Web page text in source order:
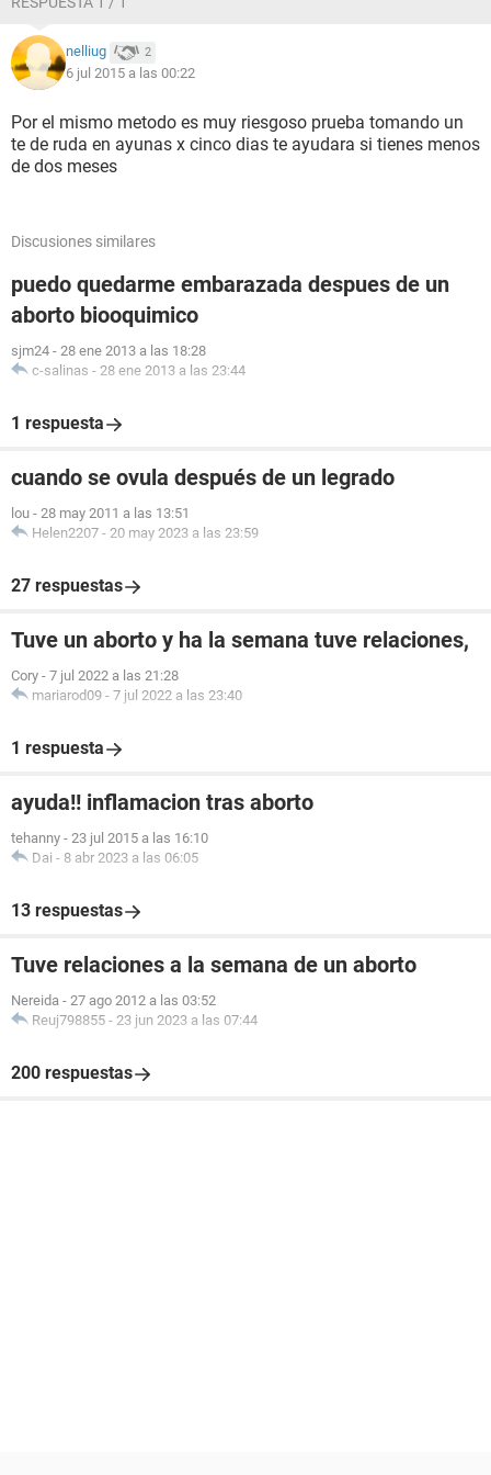
que es lo mas probable ya que siento sintomas, estoy
pensando en practicarme de nuevo un aborto, pero quiero
conocer los riesgos de hacerlo en este espacio de tiempo tan
corto. Agradezco una respuesta
nelliug 2
6 jul 2015 a las 00:22
Por el mismo metodo es muy riesgoso prueba tomando un
te de ruda en ayunas x cinco dias te ayudara si tienes menos
de dos meses
Discusiones similares
puedo quedarme embarazada despues de un
aborto biooquimico
sjm24 - 28 ene 2013 a las 18:28
c-salinas - 28 ene 2013 a las 23:44
1 respuesta
cuando se ovula después de un legrado
lou - 28 may 2011 a las 13:51
Helen2207 - 20 may 2023 a las 23:59
27 respuestas
Tuve un aborto y ha la semana tuve relaciones,
Cory - 7 jul 2022 a las 21:28
mariarod09 - 7 jul 2022 a las 23:40
1 respuesta
ayuda!! inflamacion tras aborto
tehanny - 23 jul 2015 a las 16:10
Dai - 8 abr 2023 a las 06:05
13 respuestas
Tuve relaciones a la semana de un aborto
Nereida - 27 ago 2012 a las 03:52
Reuj798855 - 23 jun 2023 a las 07:44
200 respuestas